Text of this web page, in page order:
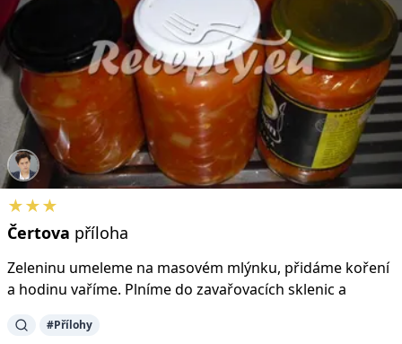
★★★
Čertova příloha
Zeleninu umeleme na masovém mlýnku, přidáme koření
a hodinu vaříme. Plníme do zavařovacích sklenic a
#Přílohy